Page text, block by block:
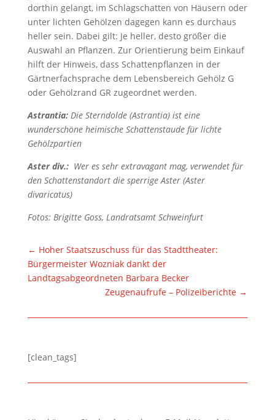
dorthin gelangt, im Schlagschatten von Häusern oder
unter lichten Gehölzen dagegen kann es durchaus
heller sein. Dabei gilt: Je heller, desto größer die
Auswahl an Pflanzen. Zur Orientierung beim Einkauf
hilft der Hinweis, dass Schattenpflanzen in der
Gärtnerfachsprache dem Lebensbereich Gehölz G
oder Gehölzrand GR zugeordnet werden.
Astrantia:Die Sterndolde (Astrantia) ist eine
wunderschöne heimische Schattenstaude für lichte
Gehölzpartien
Aster div.:Wer es sehr extravagant mag, verwendet für
den Schattenstandort die sperrige Aster (Aster
divaricatus)
Fotos: Brigitte Goss, Landratsamt Schweinfurt
← Hoher Staatszuschuss für das Stadttheater:
Bürgermeister Wozniak dankt der
Landtagsabgeordneten Barbara Becker
Zeugenaufrufe – Polizeiberichte →
[clean_tags]